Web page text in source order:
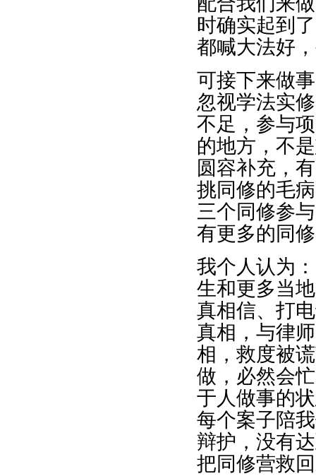
时确实起到
都喊大法好
可接下来做
忽视学法实
不足，参与
的地方，不
圆容补充，
挑同修的毛
三个同修参
有更多的同
我个人认为
生和更多当
真相信、打
真相，与律
相，救度被
做，必然会
于人做事的
每个案子陪
辩护，没有
把同修营救